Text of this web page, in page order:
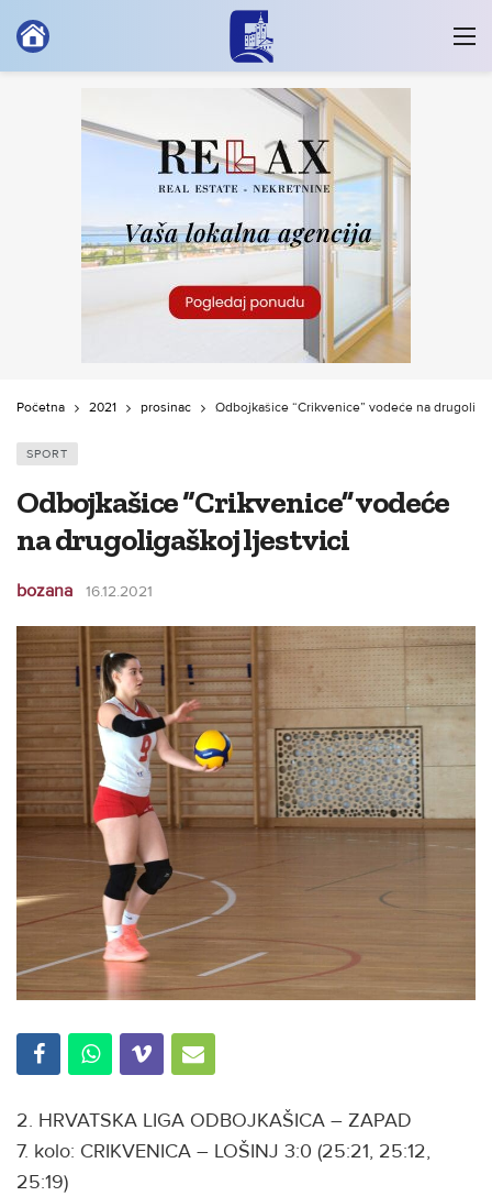
Početna 2021 prosinac Odbojkašice “Crikvenice” vodeće na
SPORT
Odbojkašice “Crikvenice” vodeće
na drugoligaškoj ljestvici
bozana 16.12.2021
2. HRVATSKA LIGA ODBOJKAŠICA – ZAPAD
7. kolo: CRIKVENICA – LOŠINJ 3:0 (25:21, 25:12,
25:19)